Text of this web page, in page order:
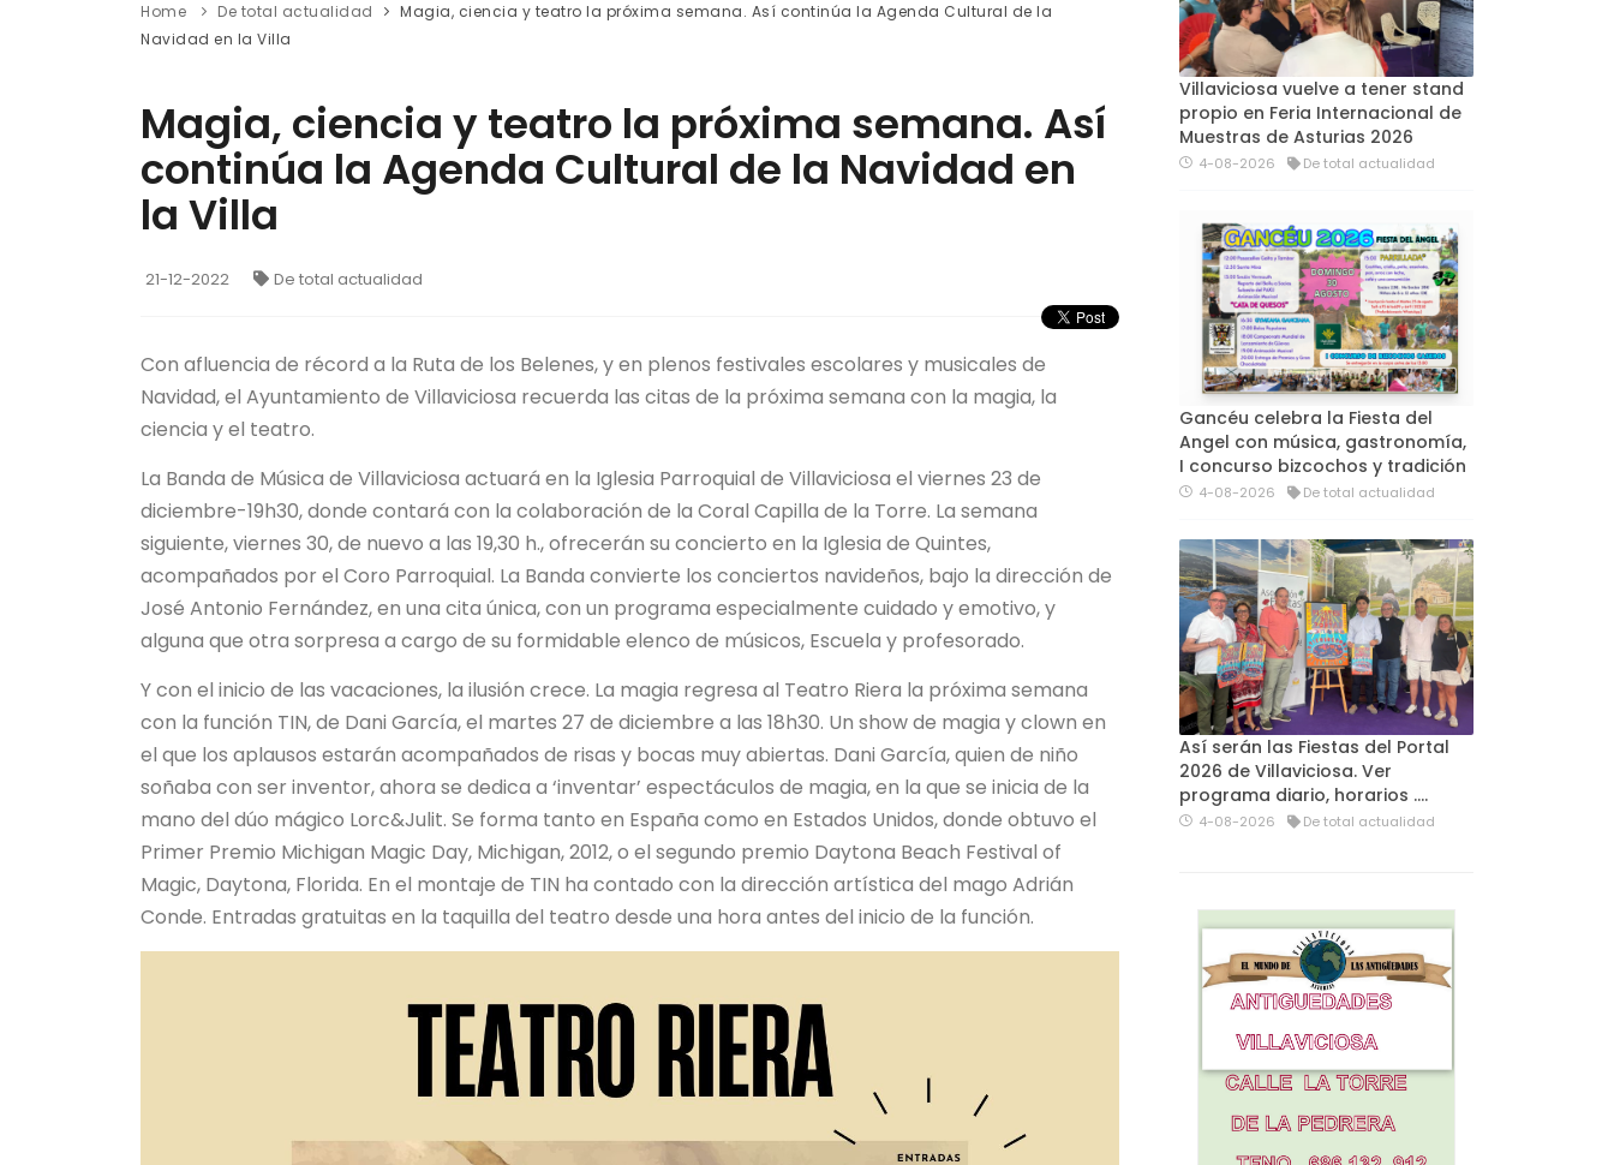
Home De total actualidad
Magia, ciencia y teatro la próxima semana. Así continúa la Agenda Cultural de la
Navidad en la Villa
Magia, ciencia y teatro la próxima semana. Así
continúa la Agenda Cultural de la Navidad en
la Villa
21-12-2022 De total actualidad
Con afluencia de récord a la Ruta de los Belenes, y en plenos festivales escolares y musicales de
Navidad, el Ayuntamiento de Villaviciosa recuerda las citas de la próxima semana con la magia, la
ciencia y el teatro.
La Banda de Música de Villaviciosa actuará en la Iglesia Parroquial de Villaviciosa el viernes 23 de
diciembre-19h30, donde contará con la colaboración de la Coral Capilla de la Torre. La semana
siguiente, viernes 30, de nuevo a las 19,30 h., ofrecerán su concierto en la Iglesia de Quintes,
acompañados por el Coro Parroquial. La Banda convierte los conciertos navideños, bajo la dirección de
José Antonio Fernández, en una cita única, con un programa especialmente cuidado y emotivo, y
alguna que otra sorpresa a cargo de su formidable elenco de músicos, Escuela y profesorado.
Y con el inicio de las vacaciones, la ilusión crece. La magia regresa al Teatro Riera la próxima semana
con la función TIN, de Dani García, el martes 27 de diciembre a las 18h30. Un show de magia y clown en
el que los aplausos estarán acompañados de risas y bocas muy abiertas. Dani García, quien de niño
soñaba con ser inventor, ahora se dedica a ‘inventar’ espectáculos de magia, en la que se inicia de la
mano del dúo mágico Lorc&Julit. Se forma tanto en España como en Estados Unidos, donde obtuvo el
Primer Premio Michigan Magic Day, Michigan, 2012, o el segundo premio Daytona Beach Festival of
Magic, Daytona, Florida. En el montaje de TIN ha contado con la dirección artística del mago Adrián
Conde. Entradas gratuitas en la taquilla del teatro desde una hora antes del inicio de la función.
Villaviciosa vuelve a tener stand
propio en Feria Internacional de
Muestras de Asturias 2026
4-08-2026 De total actualidad
Gancéu celebra la Fiesta del
Angel con música, gastronomía,
I concurso bizcochos y tradición
4-08-2026 De total actualidad
Así serán las Fiestas del Portal
2026 de Villaviciosa. Ver
programa diario, horarios ….
4-08-2026 De total actualidad